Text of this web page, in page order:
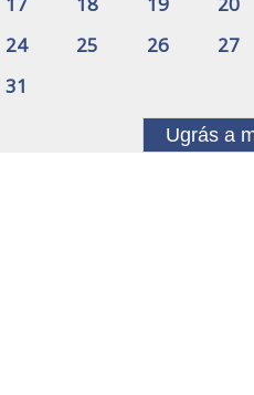
24
25 26 27
31
Ugrás a